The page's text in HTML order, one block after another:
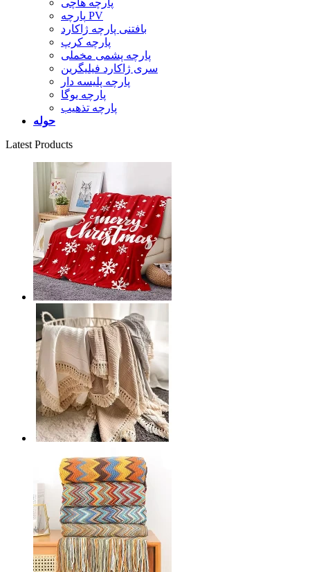
پارچه PV
بافتنی پارچه ژاکارد
پارچه کرپ
پارچه پشمی مخملی
سری ژاکارد فیلیگرین
پارچه پلیسه دار
پارچه یوگا
پارچه تذهیب
حوله
Latest Products